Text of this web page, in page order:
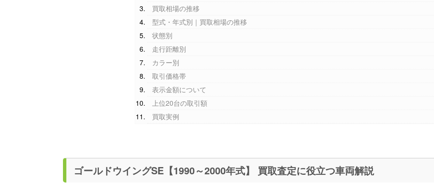
買取相場の推移
型式・年式別｜買取相場の推移
状態別
走行距離別
カラー別
取引価格帯
表示金額について
上位20台の取引額
買取実例
ゴールドウイングSE【1990～2000年式】 買取査定に役立つ車両解説